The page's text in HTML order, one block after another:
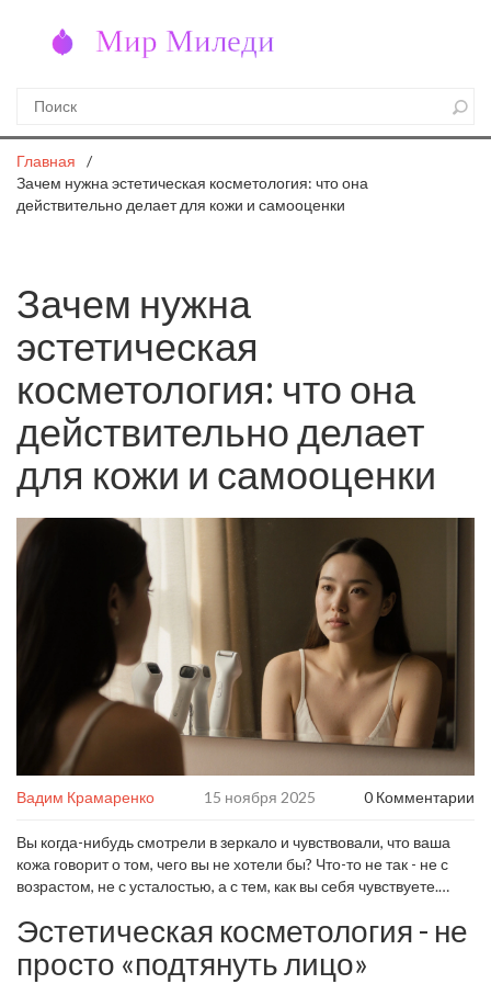
Главная
Зачем нужна эстетическая косметология: что она
действительно делает для кожи и самооценки
Зачем нужна
эстетическая
косметология: что она
действительно делает
для кожи и самооценки
Вадим Крамаренко 15 ноября 2025 0 Комментарии
Вы когда-нибудь смотрели в зеркало и чувствовали, что ваша
кожа говорит о том, чего вы не хотели бы? Что-то не так - не с
возрастом, не с усталостью, а с тем, как вы себя чувствуете.
чтобы вернуть себе спокойствие, уверенность и контроль над
Эстетическая косметология - не
просто «подтянуть лицо»